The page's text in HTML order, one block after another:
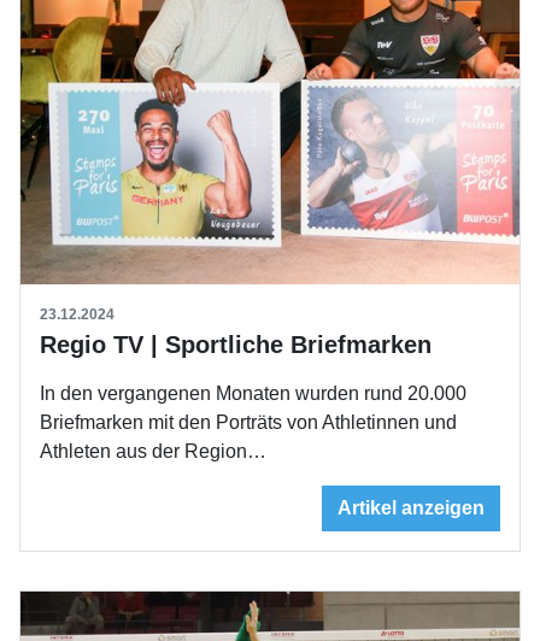
23.12.2024
Regio TV | Sportliche Briefmarken
In den vergangenen Monaten wurden rund 20.000
Briefmarken mit den Porträts von Athletinnen und
Athleten aus der Region…
Artikel anzeigen